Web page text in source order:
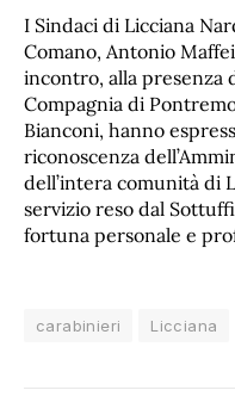
I Sindaci di Licciana
Comano, Antonio
incontro, alla presenza
Compagnia di
Bianconi, hanno
riconoscenza
dell’intera comunità di
servizio reso dal
fortuna personale e
carabinieri Licciana